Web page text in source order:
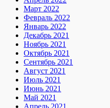
Март 2022
Февраль 2022
Январь 2022
Декабрь 2021
Ноябрь 2021
Октябрь 2021
Сентябрь 2021
Август 2021
Июль 2021
Июнь 2021
Май 2021
Апрель 2021